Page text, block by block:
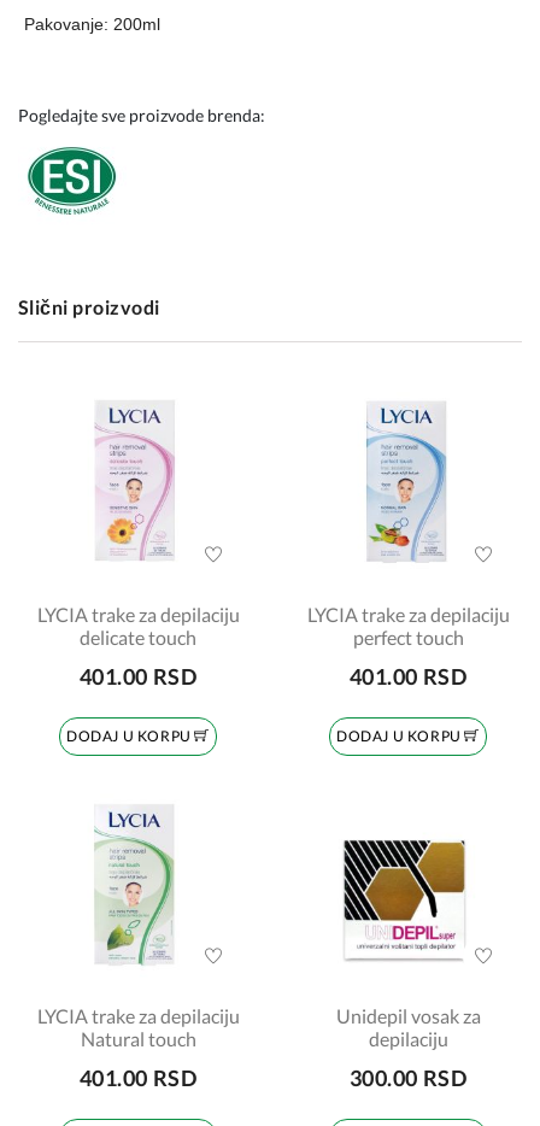
Pakovanje: 200ml
Pogledajte sve proizvode brenda:
Slični proizvodi
LYCIA trake za depilaciju
delicate touch
401.00 RSD
DODAJ U KORPU
LYCIA trake za depilaciju
perfect touch
401.00 RSD
DODAJ U KORPU
LYCIA trake za depilaciju
Natural touch
401.00 RSD
Unidepil vosak za
depilaciju
300.00 RSD